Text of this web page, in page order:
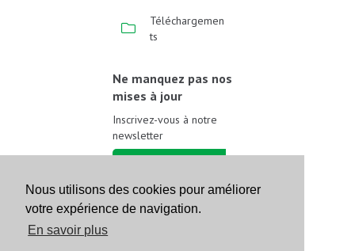
Nous utilisons des cookies pour améliorer
votre expérience de navigation.
En savoir plus
Téléchargemen
ts
Ne manquez pas nos
mises à jour
Inscrivez-vous à notre
newsletter
Suivez-nous sur les